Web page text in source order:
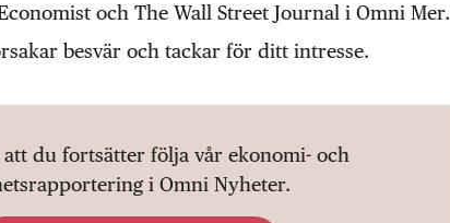
och The Wall Street Journal i Omni Mer.
besvär och tackar för ditt intresse.
du fortsätter följa vår ekonomi- och
i Omni Nyheter.